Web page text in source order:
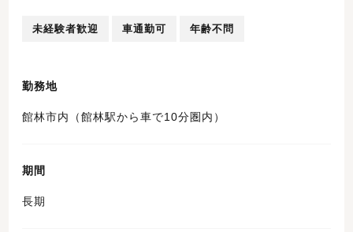
未経験者歓迎 車通勤可 年齢不問
勤務地
館林市内（館林駅から車で10分圏内）
期間
長期